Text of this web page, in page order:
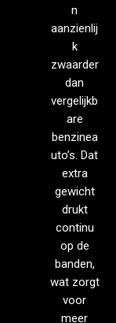
n
aanzienlij
k
zwaarder
dan
vergelijkb
are
benzinea
uto’s. Dat
extra
gewicht
drukt
continu
op de
banden,
wat zorgt
voor
meer